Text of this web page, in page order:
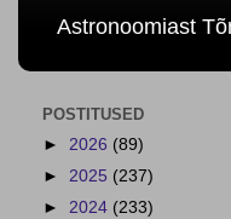
Astronoomiast
POSTITUSED
► 2026 (89)
► 2025 (237)
► 2024 (233)